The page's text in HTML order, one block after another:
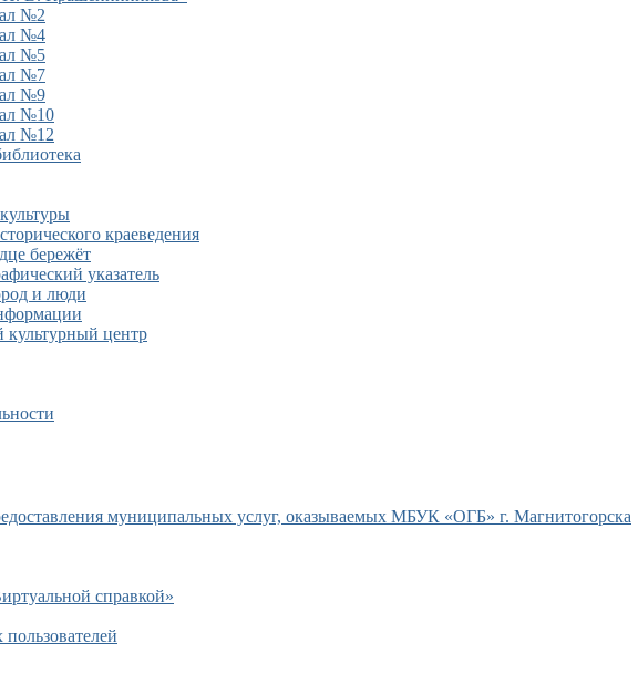
№2
№4
№5
№7
№9
№10
№12
краеведения
бережёт
указатель
и люди
центр
муниципальных услуг, оказываемых МБУК «ОГБ» г. Магнитогорска
справкой»